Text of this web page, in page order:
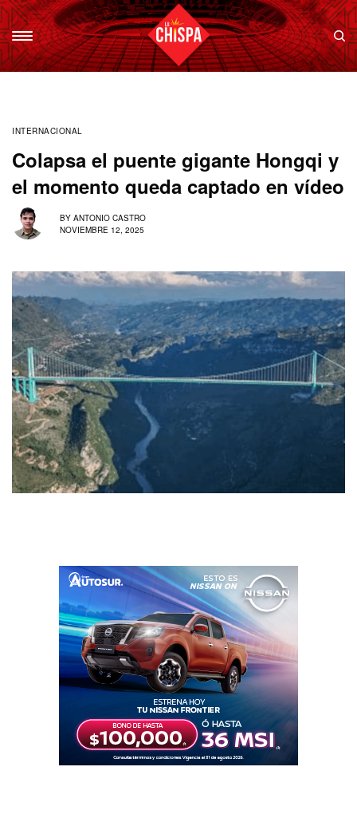
INTERNACIONAL
Colapsa el puente gigante Hongqi y
el momento queda captado en vídeo
BY ANTONIO CASTRO
NOVIEMBRE 12, 2025